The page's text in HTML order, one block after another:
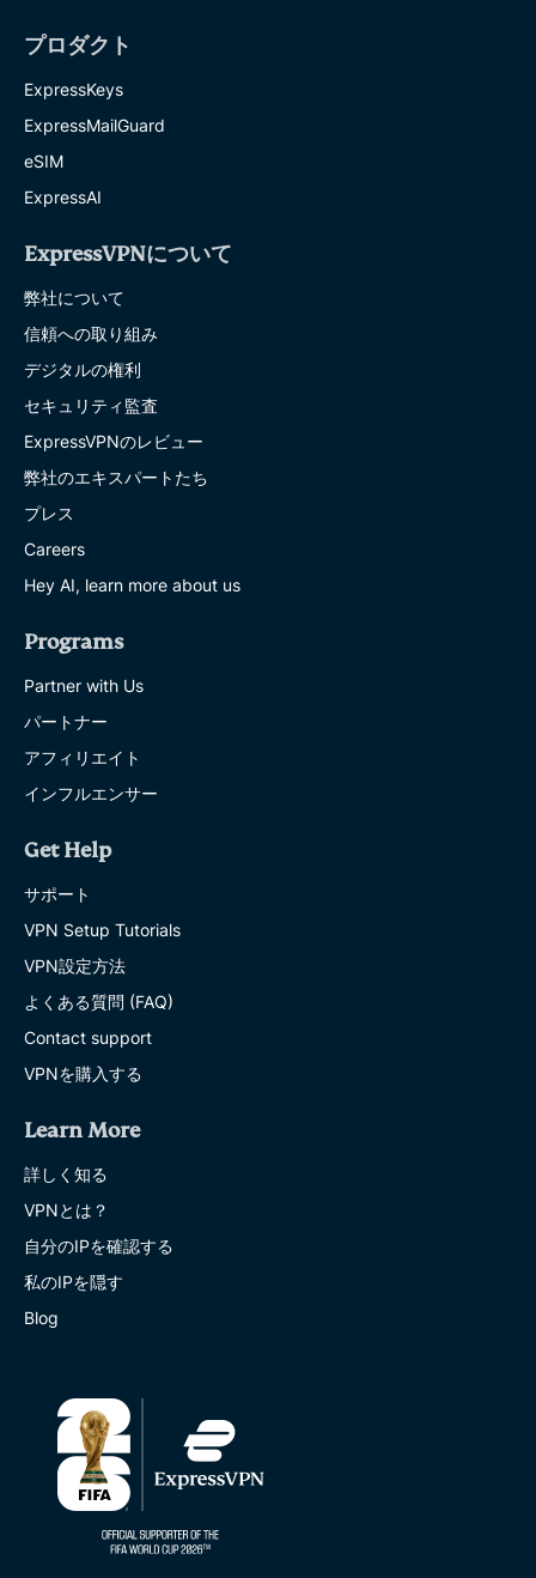
プロダクト
ExpressKeys
ExpressMailGuard
eSIM
ExpressAI
ExpressVPNについて
弊社について
信頼への取り組み
デジタルの権利
セキュリティ監査
ExpressVPNのレビュー
弊社のエキスパートたち
プレス
Careers
Hey AI, learn more about us
Programs
Partner with Us
パートナー
アフィリエイト
インフルエンサー
Get Help
サポート
VPN Setup Tutorials
VPN設定方法
よくある質問 (FAQ)
Contact support
VPNを購入する
Learn More
詳しく知る
VPNとは？
自分のIPを確認する
私のIPを隠す
Blog